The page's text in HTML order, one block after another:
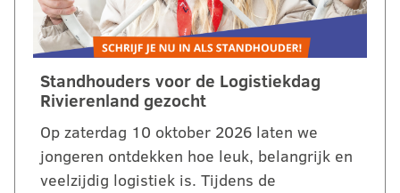
Standhouders voor de Logistiekdag
Rivierenland gezocht
Op zaterdag 10 oktober 2026 laten we
jongeren ontdekken hoe leuk, belangrijk en
veelzijdig logistiek is. Tijdens de